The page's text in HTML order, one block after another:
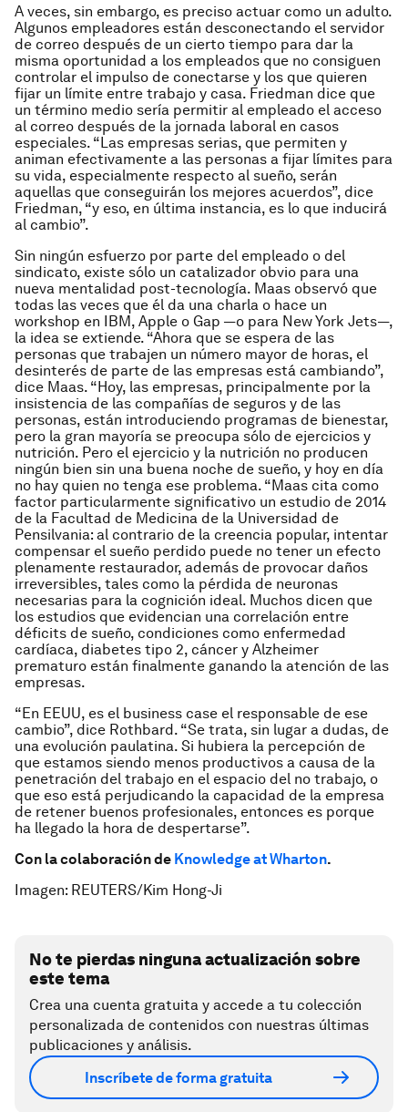
A veces, sin embargo, es preciso actuar como un adulto.
Algunos empleadores están desconectando el servidor
de correo después de un cierto tiempo para dar la
misma oportunidad a los empleados que no consiguen
controlar el impulso de conectarse y los que quieren
fijar un límite entre trabajo y casa. Friedman dice que
un término medio sería permitir al empleado el acceso
al correo después de la jornada laboral en casos
especiales. “Las empresas serias, que permiten y
animan efectivamente a las personas a fijar límites para
su vida, especialmente respecto al sueño, serán
aquellas que conseguirán los mejores acuerdos”, dice
Friedman, “y eso, en última instancia, es lo que inducirá
al cambio”.
Sin ningún esfuerzo por parte del empleado o del
sindicato, existe sólo un catalizador obvio para una
nueva mentalidad post-tecnología. Maas observó que
todas las veces que él da una charla o hace un
workshop en IBM, Apple o Gap —o para New York Jets—,
la idea se extiende. “Ahora que se espera de las
personas que trabajen un número mayor de horas, el
desinterés de parte de las empresas está cambiando”,
dice Maas. “Hoy, las empresas, principalmente por la
insistencia de las compañías de seguros y de las
personas, están introduciendo programas de bienestar,
pero la gran mayoría se preocupa sólo de ejercicios y
nutrición. Pero el ejercicio y la nutrición no producen
ningún bien sin una buena noche de sueño, y hoy en día
no hay quien no tenga ese problema. “Maas cita como
factor particularmente significativo un estudio de 2014
de la Facultad de Medicina de la Universidad de
Pensilvania: al contrario de la creencia popular, intentar
compensar el sueño perdido puede no tener un efecto
plenamente restaurador, además de provocar daños
irreversibles, tales como la pérdida de neuronas
necesarias para la cognición ideal. Muchos dicen que
los estudios que evidencian una correlación entre
déficits de sueño, condiciones como enfermedad
cardíaca, diabetes tipo 2, cáncer y Alzheimer
prematuro están finalmente ganando la atención de las
empresas.
“En EEUU, es el business case el responsable de ese
cambio”, dice Rothbard. “Se trata, sin lugar a dudas, de
una evolución paulatina. Si hubiera la percepción de
que estamos siendo menos productivos a causa de la
penetración del trabajo en el espacio del no trabajo, o
que eso está perjudicando la capacidad de la empresa
de retener buenos profesionales, entonces es porque
ha llegado la hora de despertarse”.
Con la colaboración de Knowledge at Wharton.
Imagen: REUTERS/Kim Hong-Ji
No te pierdas ninguna actualización sobre
este tema
Crea una cuenta gratuita y accede a tu colección
personalizada de contenidos con nuestras últimas
publicaciones y análisis.
Inscríbete de forma gratuita